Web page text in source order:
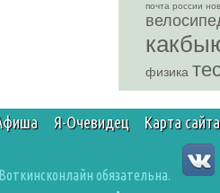
почта россии
физика
Я-Очевидец Карта сайта
обязательна.